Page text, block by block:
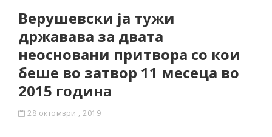
Верушевски ја тужи
државава за двата
неосновани притвора со кои
беше во затвор 11 месеца во
2015 година
28 октомври , 2019